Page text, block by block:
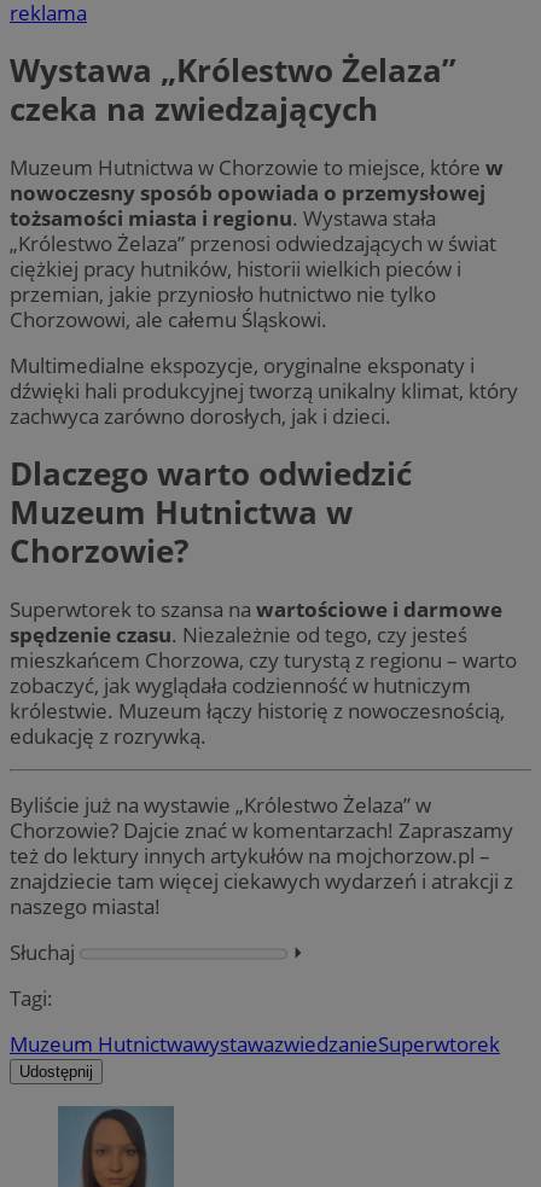
reklama
Wystawa „Królestwo Żelaza”
czeka na zwiedzających
Muzeum Hutnictwa w Chorzowie to miejsce, które w
nowoczesny sposób opowiada o przemysłowej
tożsamości miasta i regionu. Wystawa stała
„Królestwo Żelaza” przenosi odwiedzających w świat
ciężkiej pracy hutników, historii wielkich pieców i
przemian, jakie przyniosło hutnictwo nie tylko
Chorzowowi, ale całemu Śląskowi.
Multimedialne ekspozycje, oryginalne eksponaty i
dźwięki hali produkcyjnej tworzą unikalny klimat, który
zachwyca zarówno dorosłych, jak i dzieci.
Dlaczego warto odwiedzić
Muzeum Hutnictwa w
Chorzowie?
Superwtorek to szansa na wartościowe i darmowe
spędzenie czasu. Niezależnie od tego, czy jesteś
mieszkańcem Chorzowa, czy turystą z regionu – warto
zobaczyć, jak wyglądała codzienność w hutniczym
królestwie. Muzeum łączy historię z nowoczesnością,
edukację z rozrywką.
Byliście już na wystawie „Królestwo Żelaza” w
Chorzowie? Dajcie znać w komentarzach! Zapraszamy
też do lektury innych artykułów na mojchorzow.pl –
znajdziecie tam więcej ciekawych wydarzeń i atrakcji z
naszego miasta!
Słuchaj
⏵︎
Tagi:
Muzeum HutnictwawystawazwiedzanieSuperwtorek
Udostępnij